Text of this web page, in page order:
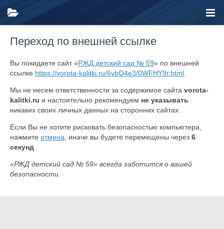
Переход по внешней ссылке
Вы покидаете сайт «РЖД детский сад № 59» по внешней
ссылке https://vorota-kalitki.ru/6ybQ4e3/0WFHY9r.html
Мы не несем ответственности за содержимое сайта vorota-
kalitki.ru и настоятельно рекомендуем не указывать
никаких своих личных данных на сторонних сайтах.
Если Вы не хотите рисковать безопасностью компьютера,
нажмите отмена , иначе вы будете перемещены через 6
секунд
«РЖД детский сад № 59» всегда заботится о вашей
безопасности.